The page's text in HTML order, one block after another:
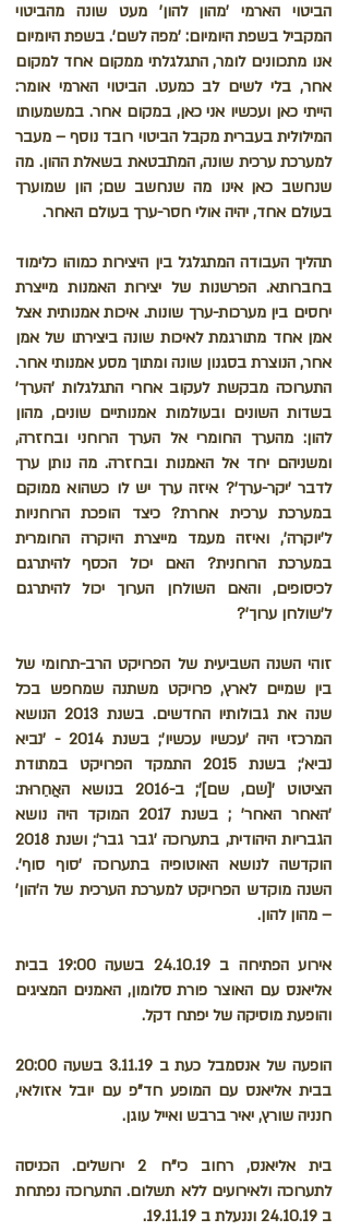
הביטוי הארמי 'מהון להון' מעט שונה מהביטוי
המקביל בשפת היומיום: 'מפה לשם'. בשפת היומיום
אנו מתכוונים לומר, התגלגלתי ממקום אחד למקום
אחר, בלי לשים לב כמעט. הביטוי הארמי אומר:
הייתי כאן ועכשיו אני כאן, במקום אחר. במשמעותו
המילולית בעברית מקבל הביטוי רובד נוסף – מעבר
למערכת ערכית שונה, המתבטאת בשאלת ההון. מה
שנחשב כאן אינו מה שנחשב שם; הון שמוערך
בעולם אחד, יהיה אולי חסר-ערך בעולם האחר.
תהליך העבודה המתגלגל בין היצירות כמוהו כלימוד
בחברותא. הפרשנות של יצירות האמנות מייצרת
יחסים בין מערכות-ערך שונות. איכות אמנותית אצל
אמן אחד מתורגמת לאיכות שונה ביצירתו של אמן
אחר, הנוצרת בסגנון שונה ומתוך מסע אמנותי אחר.
התערוכה מבקשת לעקוב אחרי התגלגלות 'הערך'
בשדות השונים ובעולמות אמנותיים שונים, מהון
להון: מהערך החומרי אל הערך הרוחני ובחזרה,
ומשניהם יחד אל האמנות ובחזרה. מה נותן ערך
לדבר 'יקר-ערך'? איזה ערך יש לו כשהוא ממוקם
במערכת ערכית אחרת? כיצד הופכת הרוחניות
ל'יוקרה', ואיזה מעמד מייצרת היוקרה החומרית
במערכת הרוחנית? האם יכול הכסף להיתרגם
לכיסופים, והאם השולחן הערוך יכול להיתרגם
ל'שולחן ערוך'?
זוהי השנה השביעית של הפרויקט הרב-תחומי של
בין שמיים לארץ, פרויקט משתנה שמחפש בכל
שנה את גבולותיו החדשים.
בשנת 2013 הנושא
המרכזי היה 'עכשיו עכשיו'; בשנת 2014 - 'נביא
נביא'; בשנת 2015 התמקד הפרויקט במתודת
הציטוט '[שם, שם]'; ב-2016 בנושא האֲחֵרוּת:
'האחר האחר' ; בשנת 2017 המוקד היה נושא
הגבריות היהודית, בתערוכה 'גבר גבר'; ושנת 2018
הוקדשה לנושא האוטופיה בתערוכה 'סוף סוף'.
השנה מוקדש הפרויקט למערכת הערכית של ה'הון'
– מהון להון.
אירוע הפתיחה ב 24.10.19 בשעה 19:00 בבית
אליאנס עם האוצר פורת סלומון, האמנים המציגים
והופעת מוסיקה של יפתח דקל.
הופעה של אנסמבל כעת ב 3.11.19 בשעה 20:00
בבית אליאנס עם המופע חד"פ עם יובל אזולאי,
חנניה שורץ, יאיר ברבש ואייל עוגן.
בית אליאנס, רחוב כי"ח 2 ירושלים. הכניסה
לתערוכה ולאירועים ללא תשלום. התערוכה נפתחת
ב 24.10.19 וננעלת ב 19.11.19.